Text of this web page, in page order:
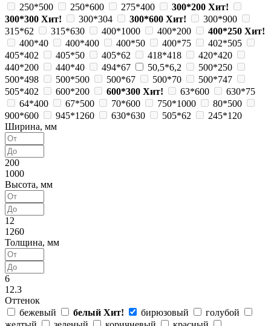
250*500 250*600 275*400 300*200 Хит!
300*300 Хит! 300*304 300*600 Хит!
300*900
315*62
315*630 400*1000 400*200 400*250 Хит!
400*40
400*400 400*50 400*75
402*505
405*402
405*50 405*62 418*418
420*420
440*200
440*40 494*67 50,5*6,2
500*250
500*498
500*500 500*67 500*70
500*747
505*402
600*200 600*300 Хит! 63*600
630*75
64*400
67*500 70*600 750*1000
80*500
900*600
945*1260 630*630 505*62
245*120
Ширина, мм
200
1000
Высота, мм
12
1260
Толщина, мм
6
12.3
Оттенок
бежевый
белый Хит! бирюзовый
голубой